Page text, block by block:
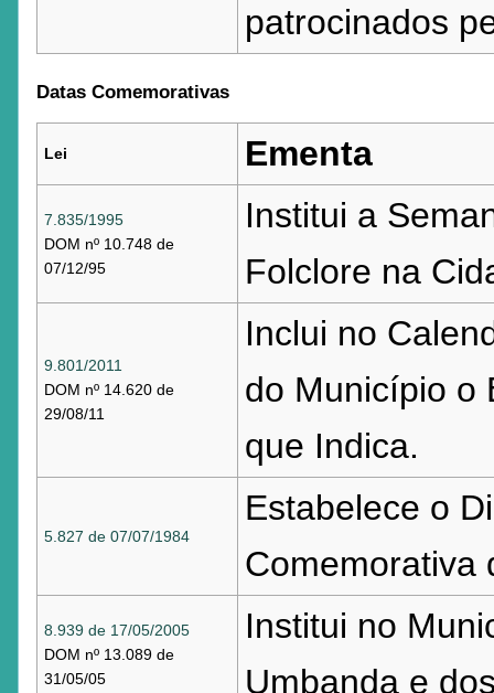
patrocinados
Datas Comemorativas
Lei Ementa
7.835/1995
DOM nº 10.748 de
07/12/95
Institui a
Folclore na
9.801/2011
DOM nº 14.620 de
29/08/11
Inclui no
do Município o
que Indica.
5.827 de 07/07/1984
Estabelece o
Comemorativa
8.939 de 17/05/2005
DOM nº 13.089 de
31/05/05
Institui no
Umbanda e